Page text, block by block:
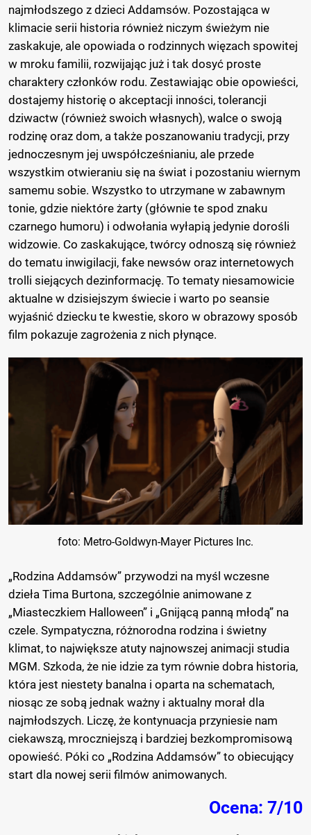
najmłodszego z dzieci Addamsów. Pozostająca w
klimacie serii historia również niczym świeżym nie
zaskakuje, ale opowiada o rodzinnych więzach spowitej
w mroku familii, rozwijając już i tak dosyć proste
charaktery członków rodu. Zestawiając obie opowieści,
dostajemy historię o akceptacji inności, tolerancji
dziwactw (również swoich własnych), walce o swoją
rodzinę oraz dom, a także poszanowaniu tradycji, przy
jednoczesnym jej uwspółcześnianiu, ale przede
wszystkim otwieraniu się na świat i pozostaniu wiernym
samemu sobie. Wszystko to utrzymane w zabawnym
tonie, gdzie niektóre żarty (głównie te spod znaku
czarnego humoru) i odwołania wyłapią jedynie dorośli
widzowie. Co zaskakujące, twórcy odnoszą się również
do tematu inwigilacji, fake newsów oraz internetowych
trolli siejących dezinformację. To tematy niesamowicie
aktualne w dzisiejszym świecie i warto po seansie
wyjaśnić dziecku te kwestie, skoro w obrazowy sposób
film pokazuje zagrożenia z nich płynące.
foto: Metro-Goldwyn-Mayer Pictures Inc.
„Rodzina Addamsów” przywodzi na myśl wczesne
dzieła Tima Burtona, szczególnie animowane z
„Miasteczkiem Halloween” i „Gnijącą panną młodą” na
czele. Sympatyczna, różnorodna rodzina i świetny
klimat, to największe atuty najnowszej animacji studia
MGM. Szkoda, że nie idzie za tym równie dobra historia,
która jest niestety banalna i oparta na schematach,
niosąc ze sobą jednak ważny i aktualny morał dla
najmłodszych. Liczę, że kontynuacja przyniesie nam
ciekawszą, mroczniejszą i bardziej bezkompromisową
opowieść. Póki co „Rodzina Addamsów” to obiecujący
start dla nowej serii filmów animowanych.
Ocena: 7/10